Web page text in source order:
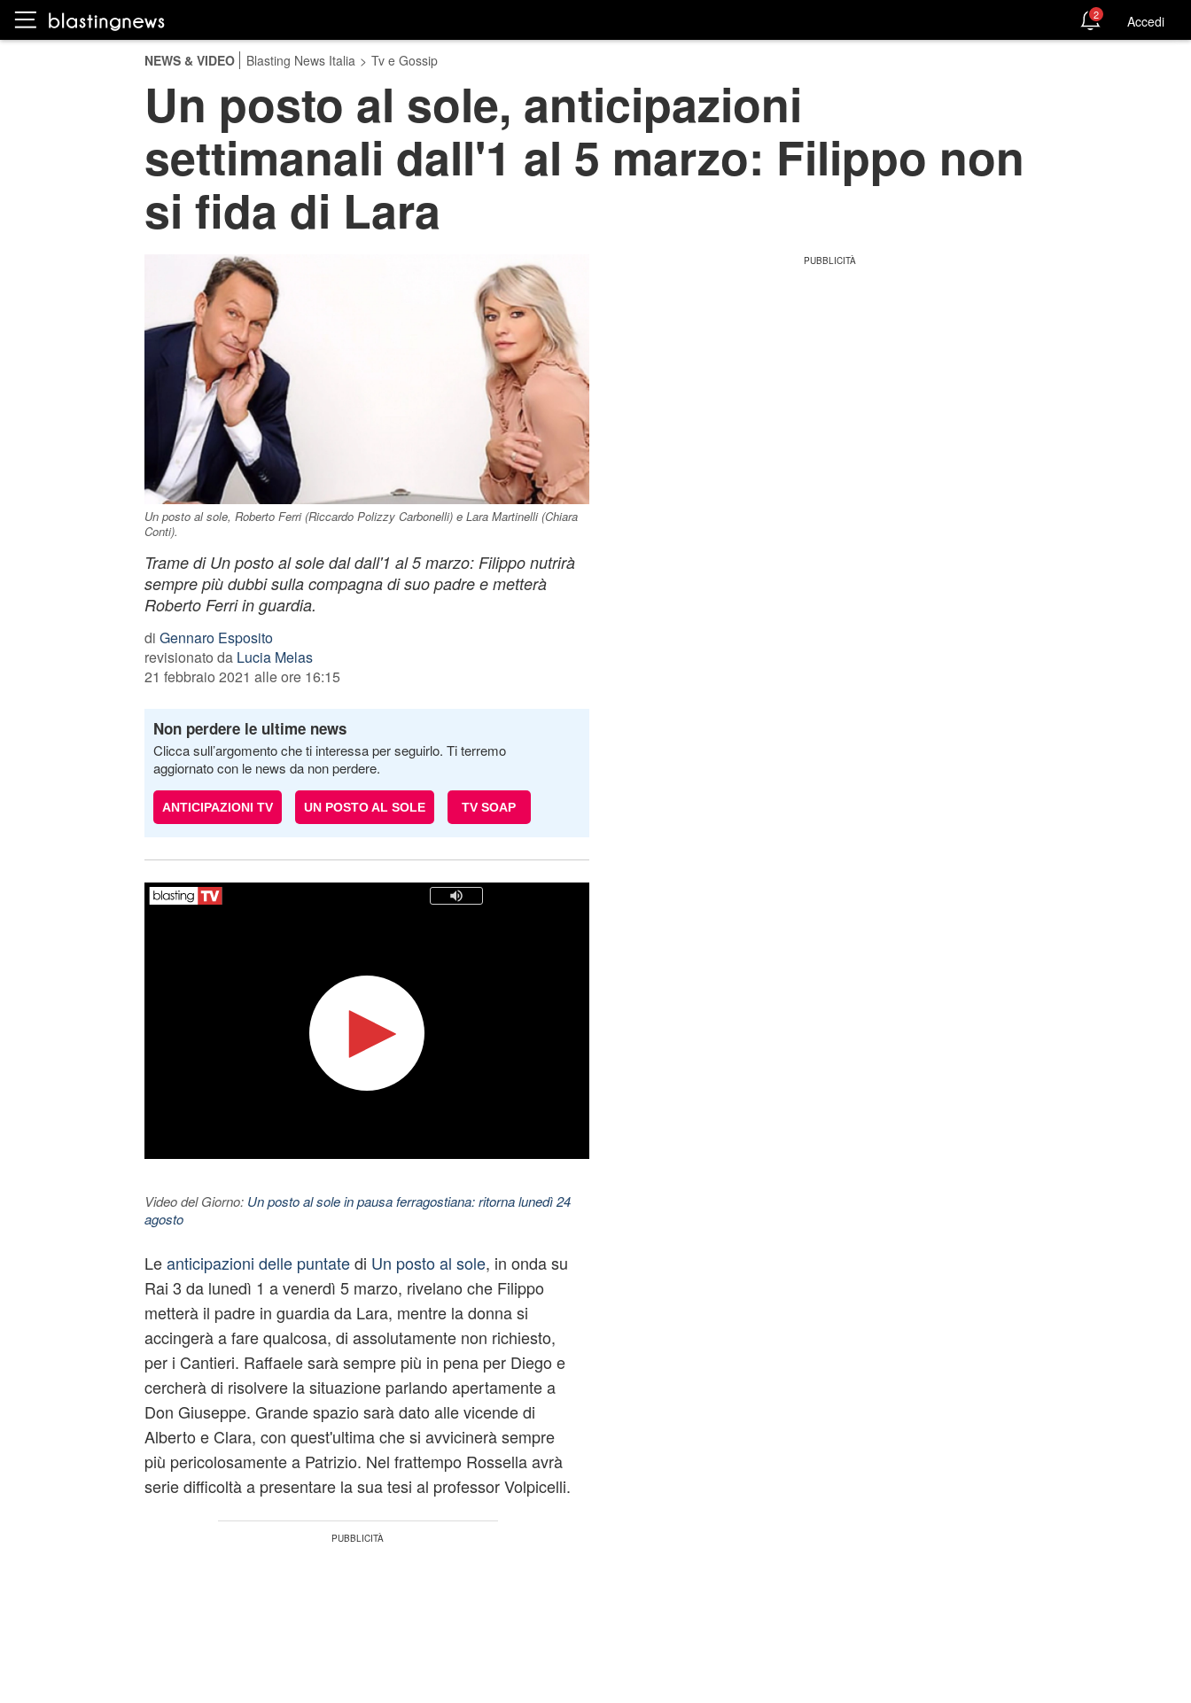
2 Accedi
NEWS & VIDEO Blasting News Italia > Tv e Gossip
Un posto al sole, anticipazioni
settimanali dall'1 al 5 marzo: Filippo non
si fida di Lara
Un posto al sole, Roberto Ferri (Riccardo Polizzy Carbonelli) e Lara Martinelli (Chiara
Conti).
Trame di Un posto al sole dal dall'1 al 5 marzo: Filippo nutrirà
sempre più dubbi sulla compagna di suo padre e metterà
Roberto Ferri in guardia.
di Gennaro Esposito
revisionato da Lucia Melas
21 febbraio 2021 alle ore 16:15
Non perdere le ultime news
Clicca sull’argomento che ti interessa per seguirlo. Ti terremo
aggiornato con le news da non perdere.
ANTICIPAZIONI TV UN POSTO AL SOLE TV SOAP
Video del Giorno: Un posto al sole in pausa ferragostiana: ritorna lunedì 24
agosto
Leanticipazioni delle puntatedi Un posto al sole, in onda su
Rai 3 da lunedì 1 a venerdì 5 marzo, rivelano che Filippo
metterà il padre in guardia da Lara, mentre la donna si
accingerà a fare qualcosa, di assolutamente non richiesto,
per i Cantieri. Raffaele sarà sempre più in pena per Diego e
cercherà di risolvere la situazione parlando apertamente a
Don Giuseppe. Grande spazio sarà dato alle vicende di
Alberto e Clara, con quest'ultima che si avvicinerà sempre
più pericolosamente a Patrizio. Nel frattempo Rossella avrà
serie difficoltà a presentare la sua tesi al professor Volpicelli.